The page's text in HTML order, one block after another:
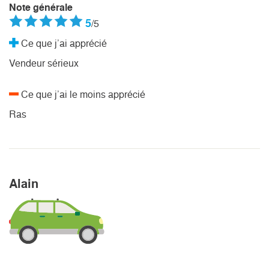
Note générale
5/5
Ce que j’ai apprécié
Vendeur sérieux
Ce que j’ai le moins apprécié
Ras
Alain